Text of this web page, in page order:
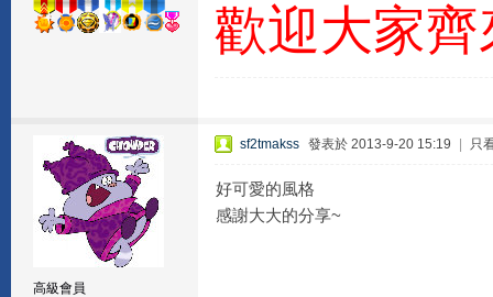
歡迎大家
高級會員
sf2tmakss 發表於 2013-9-20 15:19 只
好可愛的風格
感謝大大的分享~